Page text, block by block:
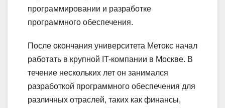
программировании и разработке
программного обеспечения.
После окончания университета Метокс начал
работать в крупной IT-компании в Москве. В
течение нескольких лет он занимался
разработкой программного обеспечения для
различных отраслей, таких как финансы,